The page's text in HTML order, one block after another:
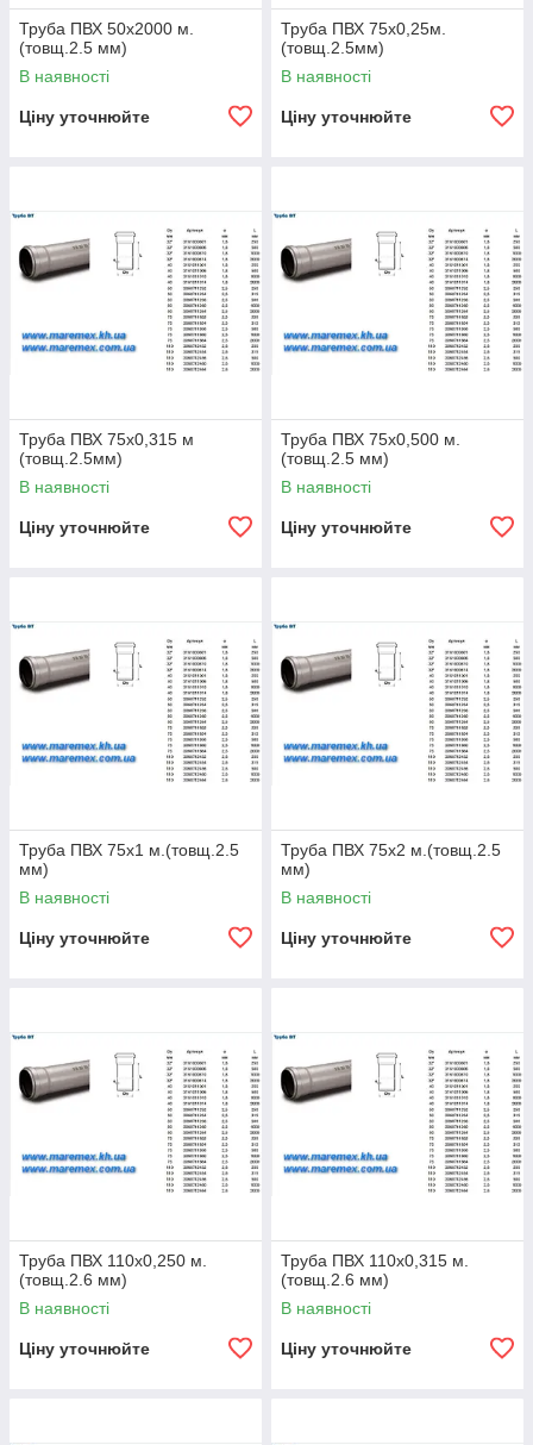
Труба ПВХ 50х2000 м.
(товщ.2.5 мм)
В наявності
Ціну уточнюйте
Труба ПВХ 75х0,25м.
(товщ.2.5мм)
В наявності
Ціну уточнюйте
Труба ПВХ 75х0,315 м
(товщ.2.5мм)
В наявності
Ціну уточнюйте
Труба ПВХ 75х0,500 м.
(товщ.2.5 мм)
В наявності
Ціну уточнюйте
Труба ПВХ 75х1 м.(товщ.2.5
мм)
В наявності
Ціну уточнюйте
Труба ПВХ 75х2 м.(товщ.2.5
мм)
В наявності
Ціну уточнюйте
Труба ПВХ 110х0,250 м.
(товщ.2.6 мм)
В наявності
Ціну уточнюйте
Труба ПВХ 110х0,315 м.
(товщ.2.6 мм)
В наявності
Ціну уточнюйте